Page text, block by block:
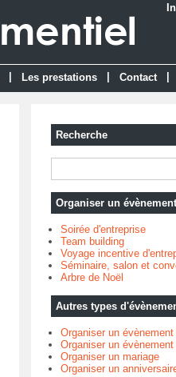
Les prestations Contact
Recherche
Organiser un
Soirée d'entreprise
Team building
Voyage incentive
Séminaire, salon et
Arbre de Noël
Autres types
Organiser un
Organiser un
Organiser un mariage
Organiser un